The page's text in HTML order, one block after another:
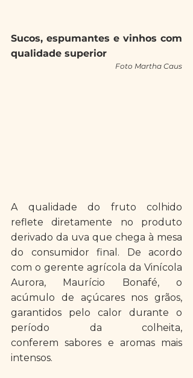
Sucos, espumantes e vinhos com
qualidade superior
Foto Martha Caus
A qualidade do fruto colhido
reflete diretamente no produto
derivado da uva que chega à mesa
do consumidor final. De acordo
com o gerente agrícola da Vinícola
Aurora, Maurício Bonafé, o
acúmulo de açúcares nos grãos,
garantidos pelo calor durante o
período da colheita,
conferem sabores e aromas mais
intensos.